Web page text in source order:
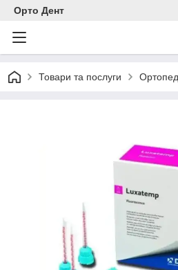
Орто Дент
Товари та послуги